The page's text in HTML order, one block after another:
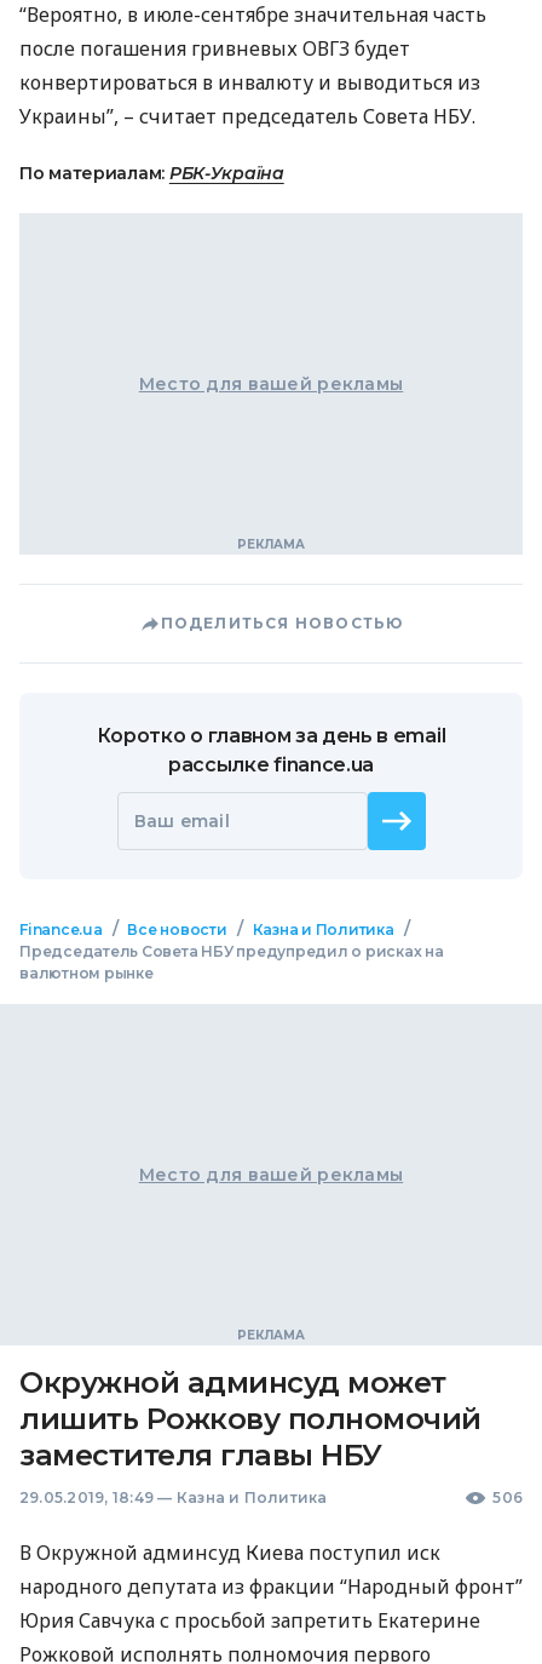
“Вероятно, в июле-сентябре значительная часть
после погашения гривневыхОВГЗбудет
конвертироваться в инвалюту и выводиться из
Украины”, – считает председатель Совета НБУ.
По материалам: РБК-Україна
Место для вашей рекламы
ПОДЕЛИТЬСЯ НОВОСТЬЮ
Коротко о главном за день в email
рассылке finance.ua
Ваш email
Finance.ua / Все новости / Казна и Политика /
Председатель Совета НБУ предупредил о рисках на
валютном рынке
Место для вашей рекламы
Окружной админсуд может
лишить Рожкову полномочий
заместителя главы НБУ
29.05.2019, 18:49 — Казна и Политика 506
В Окружной админсуд Киева поступил иск
народного депутата из фракции “Народный фронт”
Юрия Савчука с просьбой запретить Екатерине
Рожковой исполнять полномочия первого